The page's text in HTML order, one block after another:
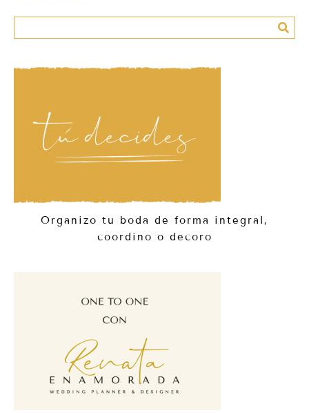
Organizo tu boda de forma integral,
coordino o decoro